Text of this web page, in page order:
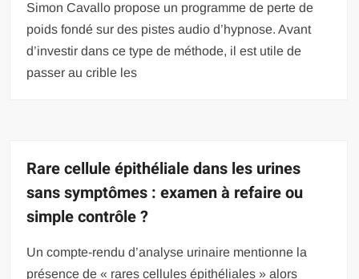
Simon Cavallo propose un programme de perte de
poids fondé sur des pistes audio d’hypnose. Avant
d’investir dans ce type de méthode, il est utile de
passer au crible les
Rare cellule épithéliale dans les urines
sans symptômes : examen à refaire ou
simple contrôle ?
Un compte-rendu d’analyse urinaire mentionne la
présence de « rares cellules épithéliales » alors